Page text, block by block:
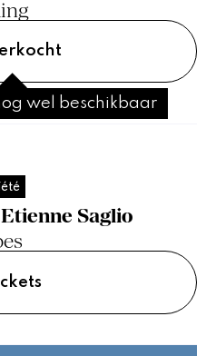
wel beschikbaar
Saglio